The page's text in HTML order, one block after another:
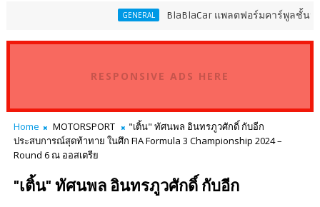
BlaBlaCar แพลตฟอร์มคาร์พูลชั้นนำระดับโ
RESPONSIVE ADS HERE
Home MOTORSPORT
"เติ้น" ทัศนพล อินทรภูวศักดิ์ กับอีก
ประสบการณ์สุดท้าทาย ในศึก FIA Formula 3 Championship 2024 –
Round 6 ณ ออสเตรีย
"เติ้น" ทัศนพล อินทรภูวศักดิ์ กับอีก